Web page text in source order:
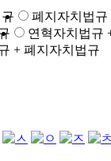
폐지자치법규
연혁자치법규
+ 폐지자치법규